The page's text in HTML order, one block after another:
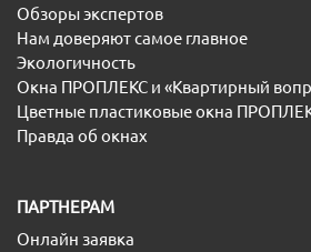
Обзоры экспертов
Нам доверяют самое главное
Экологичность
Окна ПРОПЛЕКС и «Квартирный
Цветные пластиковые окна
Правда об окнах
ПАРТНЕРАМ
Онлайн заявка